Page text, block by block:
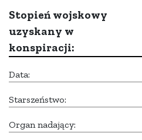
Stopień wojskowy
uzyskany w
konspiracji:
Data:
Starszeństwo:
Organ nadający: